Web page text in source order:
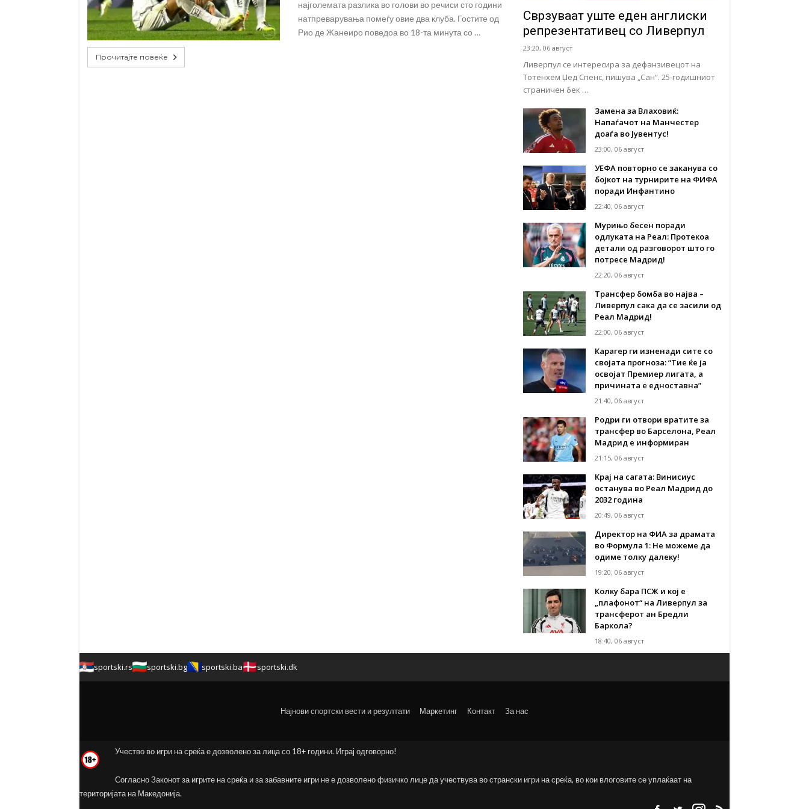
најголемата разлика во голови во речиси сто години
натпреварувања помеѓу овие два клуба. Гостите од
Рио де Жанеиро поведоа во 18-та минута со …
Прочитајте повеќе
Сврзуваат уште еден англиски
репрезентативец со Ливерпул
23:20, 06 август
Ливерпул се интересира за дефанзивецот на
Тотенхем Џед Спенс, пишува „Сан“. 25-годишниот
страничен бек …
Замена за Влаховиќ:
Напаѓачот на Манчестер
доаѓа во Јувентус!
23:00, 06 август
УЕФА повторно се заканува со
бојкот на турнирите на ФИФА
поради Инфантино
22:40, 06 август
Мурињо бесен поради
одлуката на Реал: Протекоа
детали од разговорот што го
потресе Мадрид!
22:20, 06 август
Трансфер бомба во најва –
Ливерпул сака да се засили од
Реал Мадрид!
22:00, 06 август
Карагер ги изненади сите со
својата прогноза: “Тие ќе ја
освојат Премиер лигата, а
причината е едноставна”
21:40, 06 август
Родри ги отвори вратите за
трансфер во Барселона, Реал
Мадрид е информиран
21:15, 06 август
Крај на сагата: Винисиус
останува во Реал Мадрид до
2032 година
20:49, 06 август
Директор на ФИА за драмата
во Формула 1: Не можеме да
одиме толку далеку!
19:20, 06 август
Колку бара ПСЖ и кој е
„плафонот“ на Ливерпул за
трансферот ан Бредли
Баркола?
18:40, 06 август
sportski.rs sportski.bg sportski.ba sportski.dk
Најнови спортски вести и резултати Маркетинг Контакт За нас
Учество во игри на среќа е дозволено за лица со 18+ години. Играј одговорно!
Согласно Законот за игрите на среќа и за забавните игри не е дозволено физичко лице да учествува во странски игри на среќа, во кои влоговите се уплаќаат на
територијата на Македонија.